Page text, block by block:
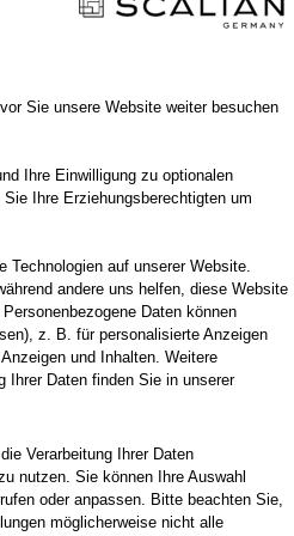
WOMIT DU
WER WIR SIND
Ihre Einwilligung zu optionalen
Ihre Erziehungsberechtigten um
Technologien auf unserer Website.
andere uns helfen, diese Website
Daten können
z. B. für personalisierte Anzeigen
und Inhalten. Weitere
Ihrer Daten finden Sie in unserer
Verarbeitung Ihrer Daten
nutzen. Sie können Ihre Auswahl
oder anpassen. Bitte beachten Sie,
möglicherweise nicht alle
consent